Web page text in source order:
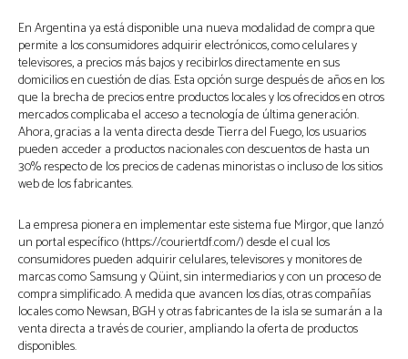
En Argentina ya está disponible una nueva modalidad de compra que
permite a los consumidores adquirir electrónicos, como celulares y
televisores, a precios más bajos y recibirlos directamente en sus
domicilios en cuestión de días. Esta opción surge después de años en los
que la brecha de precios entre productos locales y los ofrecidos en otros
mercados complicaba el acceso a tecnología de última generación.
Ahora, gracias a la venta directa desde Tierra del Fuego, los usuarios
pueden acceder a productos nacionales con descuentos de hasta un
30% respecto de los precios de cadenas minoristas o incluso de los sitios
web de los fabricantes.
La empresa pionera en implementar este sistema fue Mirgor, que lanzó
un portal específico (https://couriertdf.com/) desde el cual los
consumidores pueden adquirir celulares, televisores y monitores de
marcas como Samsung y Qüint, sin intermediarios y con un proceso de
compra simplificado. A medida que avancen los días, otras compañías
locales como Newsan, BGH y otras fabricantes de la isla se sumarán a la
venta directa a través de courier, ampliando la oferta de productos
disponibles.